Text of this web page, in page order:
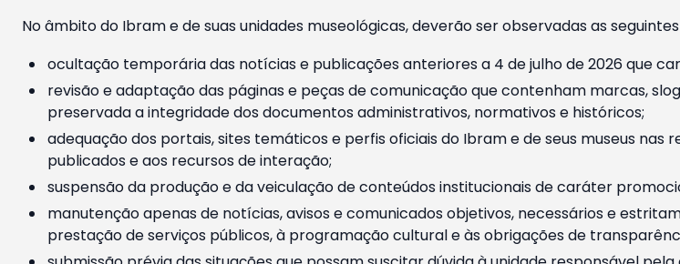
No âmbito do Ibram e de suas unidades museológicas, deverão ser observadas as
ocultação temporária das notícias e publicações anteriores a 4 de julho de 2026 que
revisão e adaptação das páginas e peças de comunicação que contenham marcas,
preservada a integridade dos documentos administrativos, normativos e históricos;
adequação dos portais, sites temáticos e perfis oficiais do Ibram e de seus museus nas
publicados e aos recursos de interação;
suspensão da produção e da veiculação de conteúdos institucionais de caráter
manutenção apenas de notícias, avisos e comunicados objetivos, necessários e
prestação de serviços públicos, à programação cultural e às obrigações de